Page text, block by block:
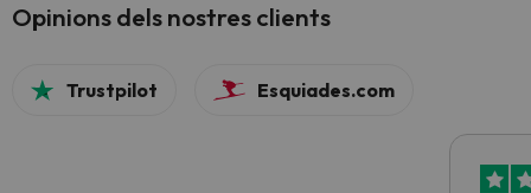
Opinions dels nostres clients
Trustpilot Esquiades.com